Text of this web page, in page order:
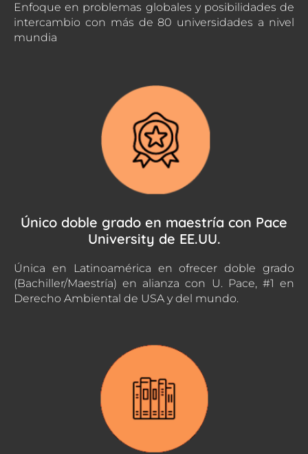
Enfoque en problemas globales y posibilidades de
intercambio con más de 80 universidades a nivel
mundia
Único doble grado en maestría con Pace
University de EE.UU.
Única en Latinoamérica en ofrecer doble grado
(Bachiller/Maestría) en alianza con U. Pace, #1 en
Derecho Ambiental de USA y del mundo.